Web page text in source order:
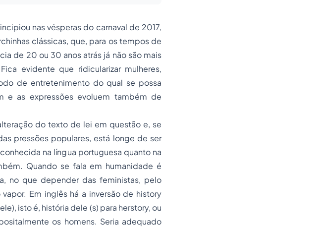
nas vésperas do carnaval de 2017,
clássicas, que, para os tempos de
de 20 ou 30 anos atrás já não são mais
evidente que ridicularizar mulheres,
de entretenimento do qual se possa
e as expressões evoluem também de
do texto de lei em questão e, se
pressões populares, está longe de ser
na língua portuguesa quanto na
Quando se fala em humanidade é
no que depender das feministas, pelo
Em inglês há a inversão de history
isto é, história dele (s) para herstory, ou
os homens. Seria adequado